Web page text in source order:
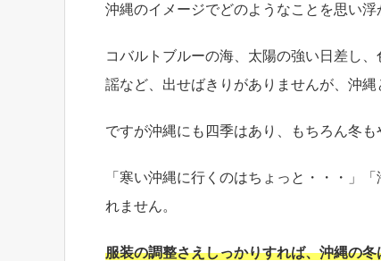
沖縄のイメージでどのようなことを思い浮
コバルトブルーの海、太陽の強い日差し
謡など、出せばきりがありませんが、沖
ですが沖縄にも四季はあり、もちろん冬も
「寒い沖縄に行くのはちょっと・・・」
れません。
服装の調整さえしっかりすれば、沖縄の